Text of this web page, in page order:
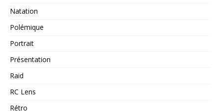
Natation
Polémique
Portrait
Présentation
Raid
RC Lens
Rétro